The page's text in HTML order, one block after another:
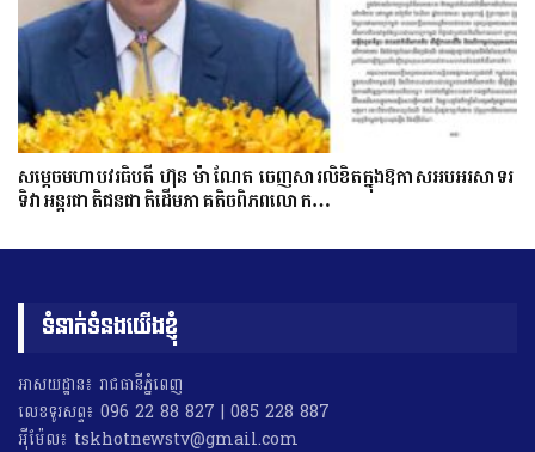
សម្តេចមហាបវរធិបតី ហ៊ុន ម៉ាណែត ចេញសារលិខិតក្នុងឱកាសអបអរសាទរ
ទិវាអន្តរជាតិជនជាតិដើមភាគតិចពិភពលោក…
ទំនាក់ទំនងយើងខ្ញុំ
អាសយដ្ឋាន៖ រាជធានីភ្នំពេញ
លេខទូរសព្ទ៖ 096 22 88 827 | 085 228 887
អុីម៉ែល៖ tskhotnewstv@gmail.com